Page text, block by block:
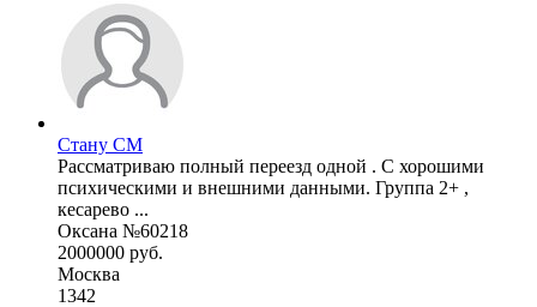
Стану СМ
Рассматриваю полный переезд одной . С хорошими
психическими и внешними данными. Группа 2+ ,
кесарево ...
Оксана №60218
2000000 руб.
Москва
1342